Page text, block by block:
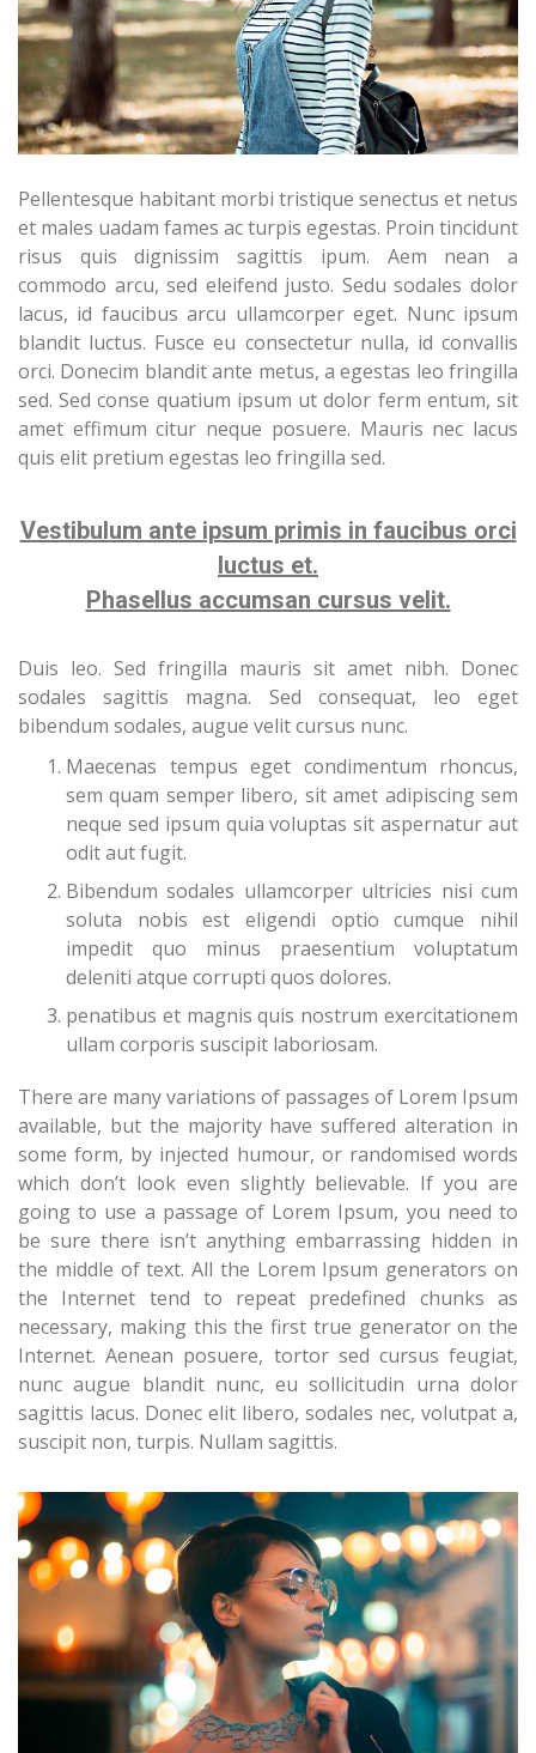
Pellentesque habitant morbi tristique senectus et netus
et males uadam fames ac turpis egestas. Proin tincidunt
risus quis dignissim sagittis ipum. Aem nean a
commodo arcu, sed eleifend justo. Sedu sodales dolor
lacus, id faucibus arcu ullamcorper eget. Nunc ipsum
blandit luctus. Fusce eu consectetur nulla, id convallis
orci. Donecim blandit ante metus, a egestas leo fringilla
sed. Sed conse quatium ipsum ut dolor ferm entum, sit
amet effimum citur neque posuere. Mauris nec lacus
quis elit pretium egestas leo fringilla sed.
Vestibulum ante ipsum primis in faucibus orci
luctus et.
Phasellus accumsan cursus velit.
Duis leo. Sed fringilla mauris sit amet nibh. Donec
sodales sagittis magna. Sed consequat, leo eget
bibendum sodales, augue velit cursus nunc.
Maecenas tempus eget condimentum rhoncus,
sem quam semper libero, sit amet adipiscing sem
neque sed ipsum quia voluptas sit aspernatur aut
odit aut fugit.
Bibendum sodales ullamcorper ultricies nisi cum
soluta nobis est eligendi optio cumque nihil
impedit quo minus praesentium voluptatum
deleniti atque corrupti quos dolores.
penatibus et magnis quis nostrum exercitationem
ullam corporis suscipit laboriosam.
There are many variations of passages of Lorem Ipsum
available, but the majority have suffered alteration in
some form, by injected humour, or randomised words
which don’t look even slightly believable. If you are
going to use a passage of Lorem Ipsum, you need to
be sure there isn’t anything embarrassing hidden in
the middle of text. All the Lorem Ipsum generators on
the Internet tend to repeat predefined chunks as
necessary, making this the first true generator on the
Internet. Aenean posuere, tortor sed cursus feugiat,
nunc augue blandit nunc, eu sollicitudin urna dolor
sagittis lacus. Donec elit libero, sodales nec, volutpat a,
suscipit non, turpis. Nullam sagittis.